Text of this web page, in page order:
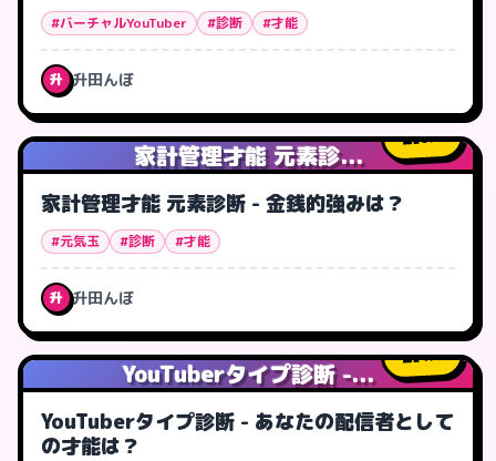
#バーチャルYouTuber #診断 #才能
升 升田んぼ
家計管理才能 元素診...
0人
家計管理才能 元素診断 - 金銭的強みは？
#元気玉 #診断 #才能
升 升田んぼ
YouTuberタイプ診断 -...
4人
YouTuberタイプ診断 - あなたの配信者として
の才能は？